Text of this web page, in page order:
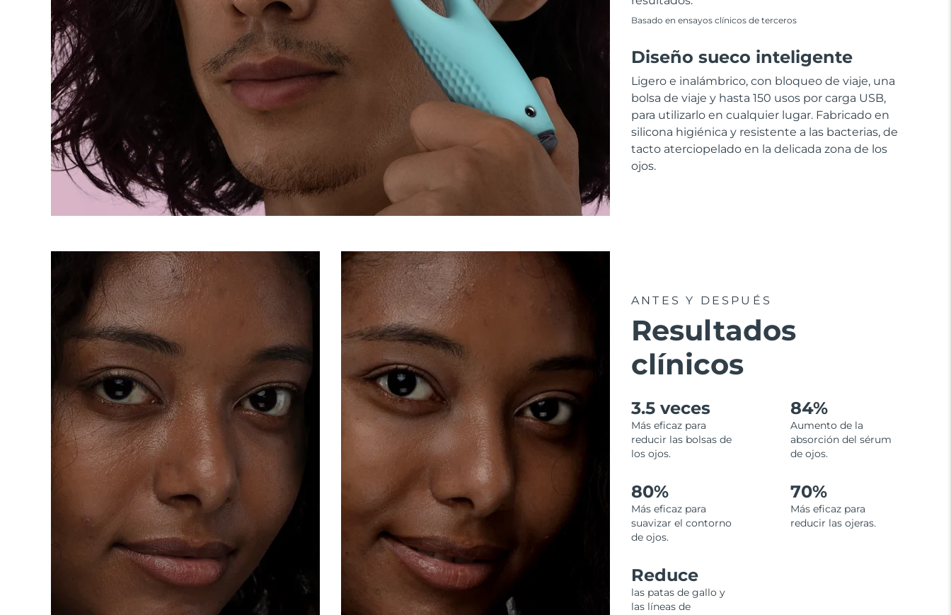
Basado en ensayos clínicos de terceros
Diseño sueco inteligente
Ligero e inalámbrico, con bloqueo de viaje, una
bolsa de viaje y hasta 150 usos por carga USB,
para utilizarlo en cualquier lugar. Fabricado en
silicona higiénica y resistente a las bacterias, de
tacto aterciopelado en la delicada zona de los
ojos.
ANTES Y DESPUÉS
Resultados
clínicos
3.5 veces
Más eficaz para
reducir las bolsas de
los ojos.
84%
Aumento de la
absorción del sérum
de ojos.
80%
Más eficaz para
suavizar el contorno
de ojos.
70%
Más eficaz para
reducir las ojeras.
Reduce
las patas de gallo y
las líneas de